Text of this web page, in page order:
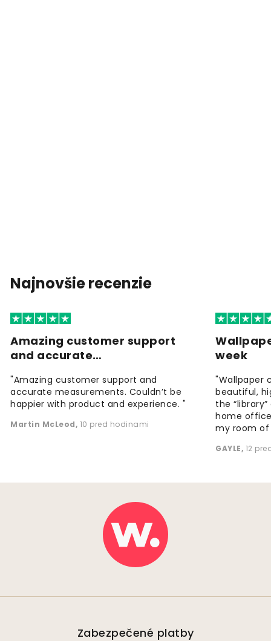
Najnovšie recenzie
Amazing customer support
and accurate…
"Amazing customer support and
accurate measurements. Couldn’t be
happier with product and experience. "
Martin McLeod, 10 pred hodinami
week
"Wallpaper
beautiful,
the
home
my room of
GAYLE, 12
Zabezpečené platby